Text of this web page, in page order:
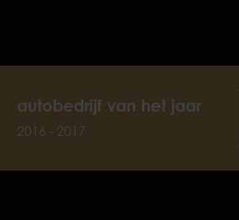
autobedrijf van het jaar
2016 - 2017